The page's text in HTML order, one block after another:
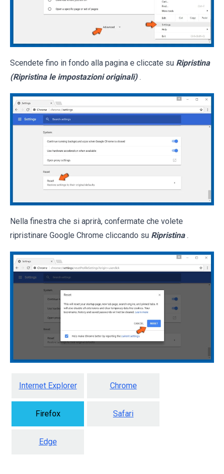
Scendete fino in fondo alla pagina e cliccate su Ripristina
(Ripristina le impostazioni originali) .
Nella finestra che si aprirà, confermate che volete
ripristinare Google Chrome cliccando su Ripristina .
Internet Explorer Chrome
Firefox Safari
Edge